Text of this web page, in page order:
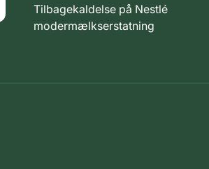
Tilbagekaldelse på Nestlé
modermælkserstatning